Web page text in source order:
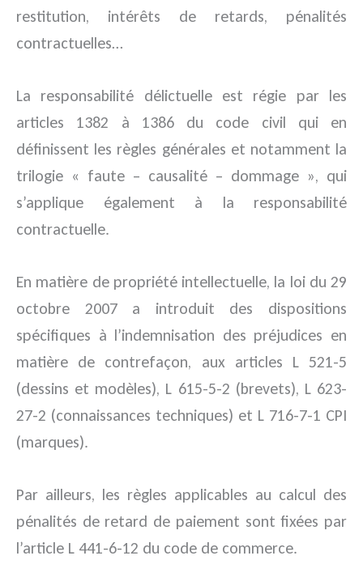
restitution, intérêts de retards, pénalités
contractuelles…
La responsabilité délictuelle est régie par les
articles 1382 à 1386 du code civil qui en
définissent les règles générales et notamment la
trilogie « faute – causalité – dommage », qui
s’applique également à la responsabilité
contractuelle.
En matière de propriété intellectuelle, la loi du 29
octobre 2007 a introduit des dispositions
spécifiques à l’indemnisation des préjudices en
matière de contrefaçon, aux articles L 521-5
(dessins et modèles), L 615-5-2 (brevets), L 623-
27-2 (connaissances techniques) et L 716-7-1 CPI
(marques).
Par ailleurs, les règles applicables au calcul des
pénalités de retard de paiement sont fixées par
l’article L 441-6-12 du code de commerce.